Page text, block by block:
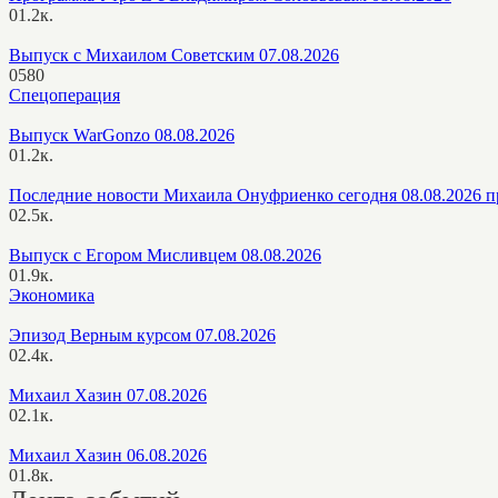
01.2к.
Выпуск с Михаилом Советским 07.08.2026
0580
Спецоперация
Выпуск WarGonzo 08.08.2026
01.2к.
Последние новости Михаила Онуфриенко сегодня 08.08.2026
02.5к.
Выпуск с Егором Мисливцем 08.08.2026
01.9к.
Экономика
Эпизод Верным курсом 07.08.2026
02.4к.
Михаил Хазин 07.08.2026
02.1к.
Михаил Хазин 06.08.2026
01.8к.